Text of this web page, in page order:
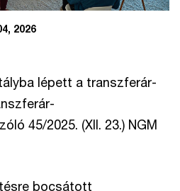
2026
lépett a transzferár-
45/2025. (XII. 23.) NGM
bocsátott